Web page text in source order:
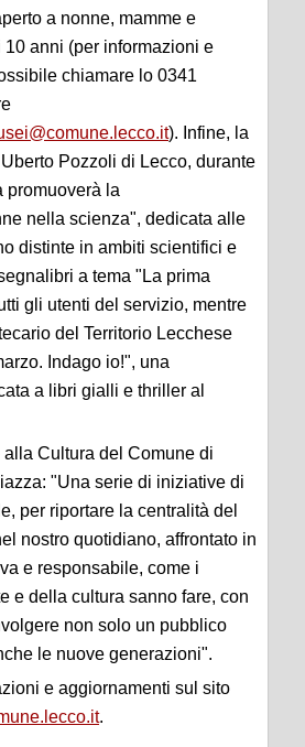
a nonne, mamme e
10 anni (per informazioni e
chiamare lo 0341
). Infine, la
Pozzoli di Lecco, durante
promuoverà la
nella scienza", dedicata alle
distinte in ambiti scientifici e
a tema "La prima
gli utenti del servizio, mentre
del Territorio Lecchese
Indago io!", una
a libri gialli e thriller al
Cultura del Comune di
"Una serie di iniziative di
per riportare la centralità del
nostro quotidiano, affrontato in
e responsabile, come i
e della cultura sanno fare, con
non solo un pubblico
le nuove generazioni".
e aggiornamenti sul sito
.